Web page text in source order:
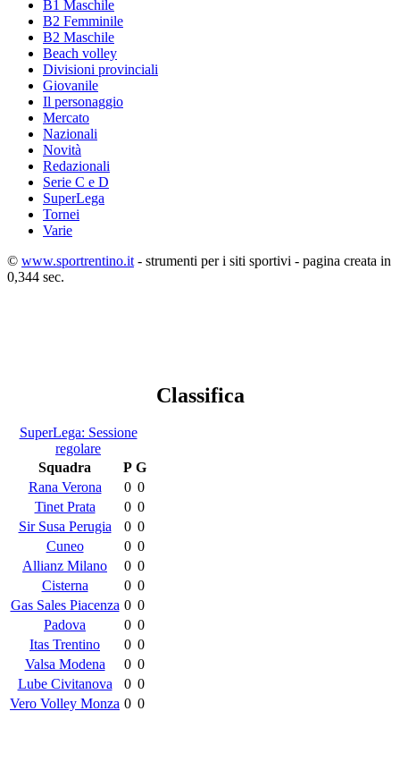
B1 Maschile
B2 Femminile
B2 Maschile
Beach volley
Divisioni provinciali
Giovanile
Il personaggio
Mercato
Nazionali
Novità
Redazionali
Serie C e D
SuperLega
Tornei
Varie
© www.sportrentino.it - strumenti per i siti sportivi - pagina creata in
0,344 sec.
Classifica
SuperLega: Sessione
regolare
Squadra
P G
Rana Verona
0 0
Tinet Prata
0 0
Sir Susa Perugia
0 0
Cuneo
0 0
Allianz Milano
0 0
Cisterna
0 0
Gas Sales Piacenza 0 0
Padova
0 0
Itas Trentino
0 0
Valsa Modena
0 0
Lube Civitanova
0 0
Vero Volley Monza 0 0